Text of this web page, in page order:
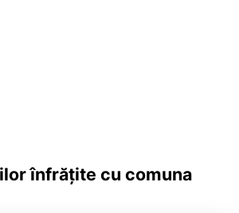
înfrățite cu comuna